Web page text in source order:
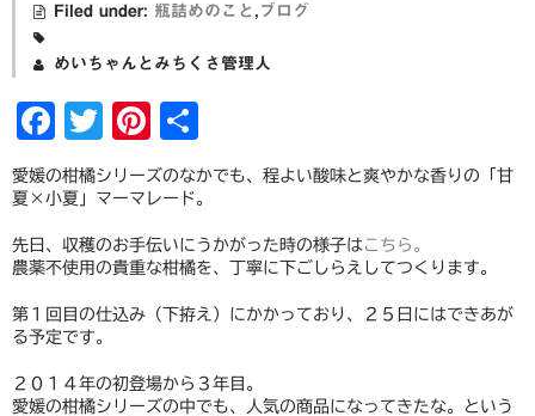
ABOUT
瓶詰めについて
野菜セットについて
野菜セットの包装・梱包について
ご注文について
瓶詰め
Filed under: 瓶詰めのこと , ブログ
めいちゃんとみちくさ管理人
F
a
c
e
b
o
o
k
T
wi
tt
er
Pi
nt
er
e
st
有
愛媛の柑橘シリーズのなかでも、程よい酸味と爽やかな香りの「甘
夏×小夏」マーマレード。
先日、収穫のお手伝いにうかがった時の様子はこちら。
農薬不使用の貴重な柑橘を、丁寧に下ごしらえしてつくります。
第１回目の仕込み（下拵え）にかかっており、２５日にはできあが
る予定です。
２０１４年の初登場から３年目。
愛媛の柑橘シリーズの中でも、人気の商品になってきたな。という